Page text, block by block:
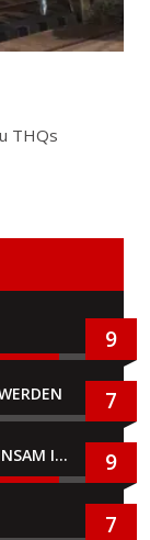
THQs
9
7
SUPER MARIO BROS. WONDER + GEMEINSAM IM BELLABEL-PARK 9
7